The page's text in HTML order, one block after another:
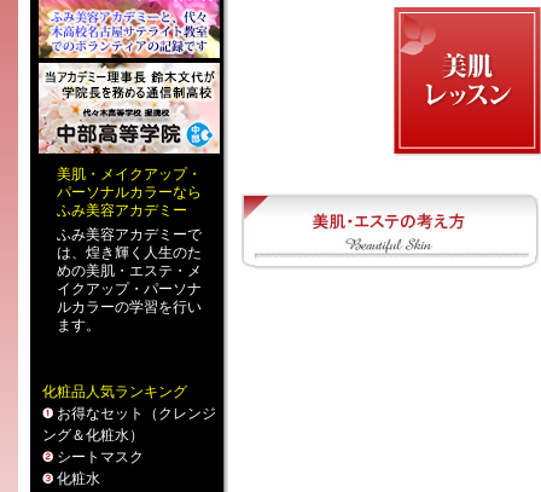
美肌 ・ メイクアップ・
パーソナルカラーなら
ふみ美容アカデミー
ふみ美容アカデミーで
は、煌き輝く人生のた
めの美肌・エステ ・ メ
イクアップ・ パーソナ
ルカラーの学習を行い
ます。
化粧品人気ランキング
お得なセット（クレンジ
ング＆化粧水）
シートマスク
化粧水